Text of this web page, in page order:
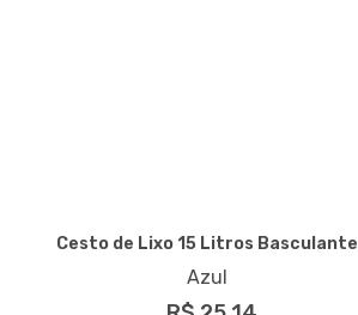
Cesto de Lixo 15 Litros Basculante
Azul